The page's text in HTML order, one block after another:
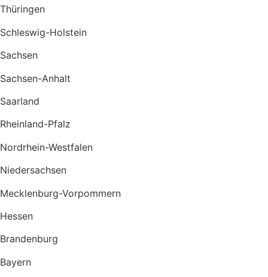
Thüringen
Schleswig-Holstein
Sachsen
Sachsen-Anhalt
Saarland
Rheinland-Pfalz
Nordrhein-Westfalen
Niedersachsen
Mecklenburg-Vorpommern
Hessen
Brandenburg
Bayern